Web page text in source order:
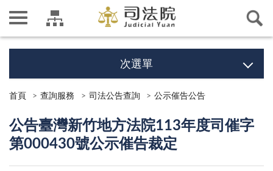
次選單
首頁 查詢服務 司法公告查詢 公示催告公告
公告臺灣新竹地方法院113年度司催字
第000430號公示催告裁定